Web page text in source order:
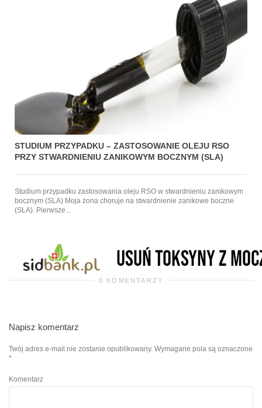
STUDIUM PRZYPADKU – ZASTOSOWANIE OLEJU RSO
PRZY STWARDNIENIU ZANIKOWYM BOCZNYM (SLA)
Studium przypadku zastosowania oleju RSO w stwardnieniu zanikowym
bocznym (SLA) Moja żona choruje na stwardnienie zanikowe boczne
(SLA). Pierwsze...
0 KOMENTARZY
Napisz komentarz
Twój adres e-mail nie zostanie opublikowany. Wymagane pola są oznaczone
*
Komentarz